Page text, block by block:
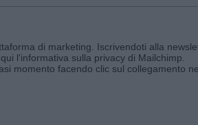
di marketing. Iscrivendoti alla
l'informativa sulla privacy di Mailchimp
momento facendo clic sul collegamento